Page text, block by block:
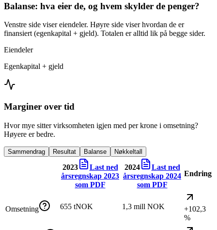
Balanse: hva eier de, og hvem skylder de penger?
Venstre side viser eiendeler. Høyre side viser hvordan de er
finansiert (egenkapital + gjeld). Totalen er alltid lik på begge sider.
Eiendeler
Egenkapital + gjeld
Marginer over tid
Hvor mye sitter virksomheten igjen med per krone i omsetning?
Høyere er bedre.
Sammendrag Resultat Balanse Nøkkeltall
2023
Last ned
årsregnskap 2023
som PDF
2024
Last ned
årsregnskap 2024
som PDF
Endring
Omsetning 655 tNOK 1,3 mill NOK
+102,3
%